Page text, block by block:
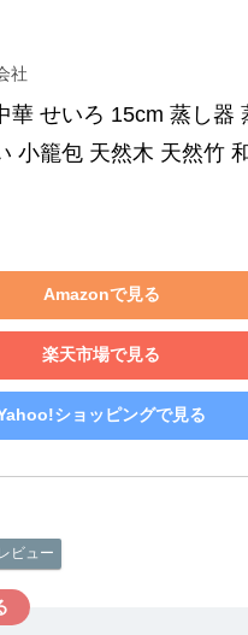
社
華 せいろ 15cm 蒸し器
小籠包 天然木 天然竹
Amazonで見る
楽天市場で見る
ショッピングで見る
レビュー